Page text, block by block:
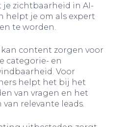
je zichtbaarheid in AI-
helpt je om als expert
te worden.
content zorgen voor
categorie- en
Voor
helpt het bij het
van vragen en het
relevante leads.